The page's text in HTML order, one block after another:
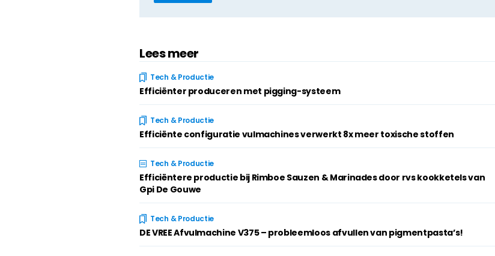
Lees meer
Tech & Productie
Efficiënter produceren met pigging-systeem
Tech & Productie
Efficiënte configuratie vulmachines verwerkt 8x meer toxische stoffen
Tech & Productie
Efficiëntere productie bij Rimboe Sauzen & Marinades door rvs kookketels van
Gpi De Gouwe
Tech & Productie
DE VREE Afvulmachine V375 – probleemloos afvullen van pigmentpasta’s!